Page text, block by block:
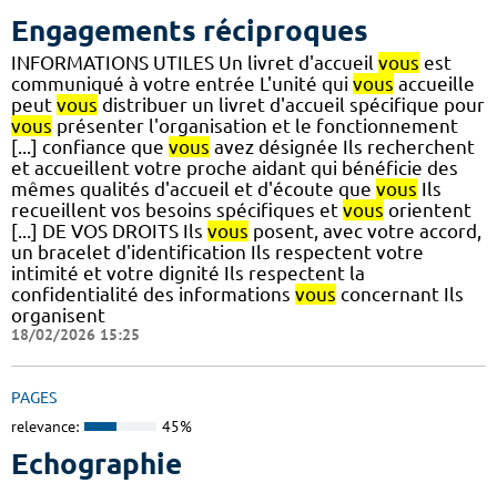
Engagements réciproques
INFORMATIONS UTILES Un livret d'accueil vous est
communiqué à votre entrée L'unité qui vous accueille
peut vous distribuer un livret d'accueil spécifique pour
vous présenter l'organisation et le fonctionnement
[...] confiance que vous avez désignée Ils recherchent
et accueillent votre proche aidant qui bénéficie des
mêmes qualités d'accueil et d'écoute que vous Ils
recueillent vos besoins spécifiques et vous orientent
[...] DE VOS DROITS Ils vous posent, avec votre accord,
un bracelet d'identification Ils respectent votre
intimité et votre dignité Ils respectent la
confidentialité des informations vous concernant Ils
organisent
18/02/2026 15:25
PAGES
relevance: 45%
Echographie